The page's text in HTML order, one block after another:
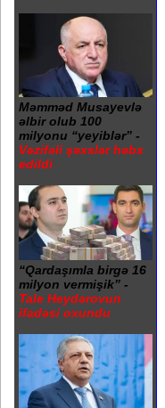
Məmməd Musayevlə
əlbir olub 100
milyonu “yeyiblər” -
Vəzifəli şəxslər həbs
edildi
“Qardaşımla birgə 16
milyon vermişik” -
Tale Heydərovun
ifadəsi oxundu